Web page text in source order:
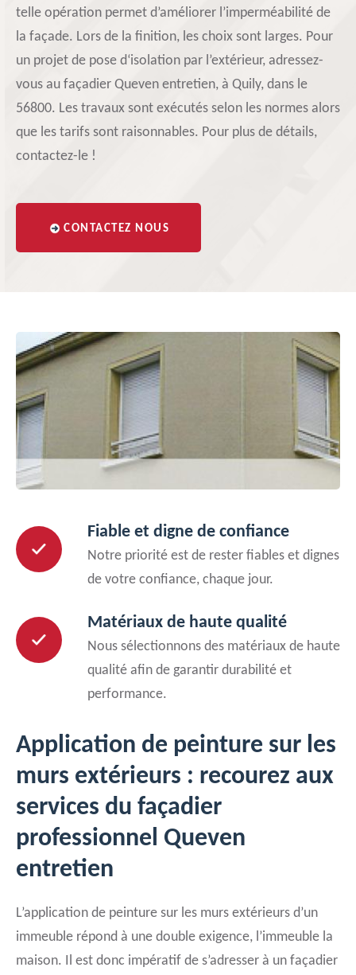
telle opération permet d’améliorer l’imperméabilité de
la façade. Lors de la finition, les choix sont larges. Pour
un projet de pose d‘isolation par l’extérieur, adressez-
vous au façadier Queven entretien, à Quily, dans le
56800. Les travaux sont exécutés selon les normes alors
que les tarifs sont raisonnables. Pour plus de détails,
contactez-le !
CONTACTEZ NOUS
Fiable et digne de confiance
Notre priorité est de rester fiables et dignes
de votre confiance, chaque jour.
Matériaux de haute qualité
Nous sélectionnons des matériaux de haute
qualité afin de garantir durabilité et
performance.
Application de peinture sur les
murs extérieurs : recourez aux
services du façadier
professionnel Queven
entretien
L’application de peinture sur les murs extérieurs d’un
immeuble répond à une double exigence, l’immeuble la
maison. Il est donc impératif de s’adresser à un façadier